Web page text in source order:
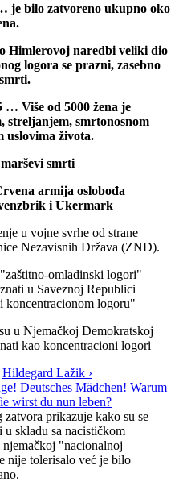
je bilo zatvoreno ukupno oko
Himlerovoj naredbi veliki dio
logora se prazni, zasebno
Više od 5000 žena je
streljanjem, smrtonosnom
uslovima života.
smrti
armija oslobođa
i Ukermark
u vojne svrhe od strane
Nezavisnih Država (ZND).
omladinski logori"
u Saveznoj Republici
logoru"
u Njemačkoj Demokratskoj
kao koncentracioni logori
Hildegard Lažik ›
prikazuje kako su se
skladu sa nacističkom
"nacionalnoj
nije tolerisalo već je bilo